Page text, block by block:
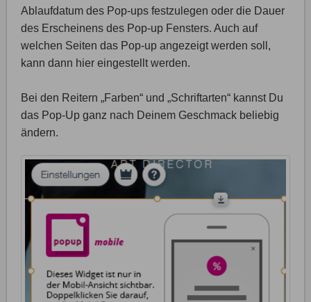
Ablaufdatum des Pop-ups festzulegen oder die Dauer
des Erscheinens des Pop-up Fensters. Auch auf
welchen Seiten das Pop-up angezeigt werden soll,
kann dann hier eingestellt werden.
Bei den Reitern „Farben“ und „Schriftarten“ kannst Du
das Pop-Up ganz nach Deinem Geschmack beliebig
ändern.